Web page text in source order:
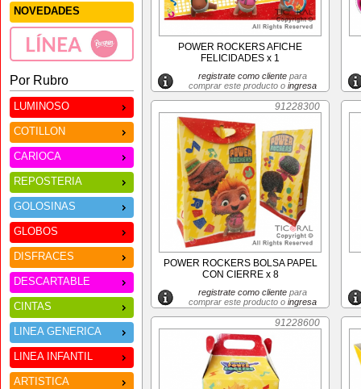
NOVEDADES
Por Rubro
LUMINOSO
COTILLON
CARIOCA
REPOSTERIA
GOLOSINAS
GLOBOS
DISFRACES
DESCARTABLE
CINTAS
LINEA GENERICA
LINEA INFANTIL
ARTISTICA
POWER ROCKERS AFICHE
FELICIDADES x 1
registrate como clientepara
comprar este producto o ingresa
91228300
POWER ROCKERS BOLSA PAPEL
CON CIERRE x 8
registrate como clientepara
comprar este producto o ingresa
91228600